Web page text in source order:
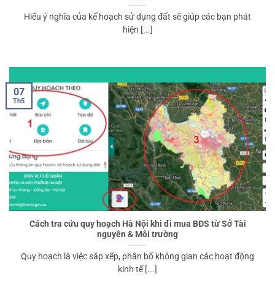
Hiểu ý nghĩa của kế hoạch sử dụng đất sẽ giúp các bạn phát
hiện [...]
Cách tra cứu quy hoạch Hà Nội khi đi mua BĐS từ Sở Tài
nguyên & Môi trường
Quy hoạch là việc sắp xếp, phân bố không gian các hoạt động
kinh tế [...]
07
Th5